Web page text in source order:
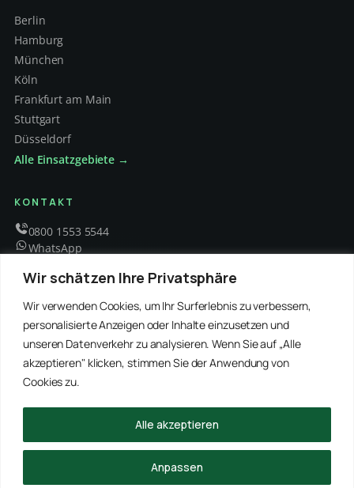
Wir schätzen Ihre Privatsphäre
Wir verwenden Cookies, um Ihr Surferlebnis zu verbessern,
personalisierte Anzeigen oder Inhalte einzusetzen und
unseren Datenverkehr zu analysieren. Wenn Sie auf „Alle
akzeptieren" klicken, stimmen Sie der Anwendung von
Cookies zu.
Anpassen
Alle akzeptieren
Berlin
Hamburg
München
Köln
Frankfurt am Main
Stuttgart
Düsseldorf
Alle Einsatzgebiete →
KONTAKT
0800 1553 5544
WhatsApp
Mo – Fr 8 – 18 Uhr
EMPFOHLENE PARTNER
WinRei24 Dienstleistungen
Winterdienst Profi NRW
Winterdienst Niedersachsen
Winterdienst Hansa
Winterdienst Freitag
© 2026 Schädlingsbekämpfung Kraft · Alle Rechte vorbehalten